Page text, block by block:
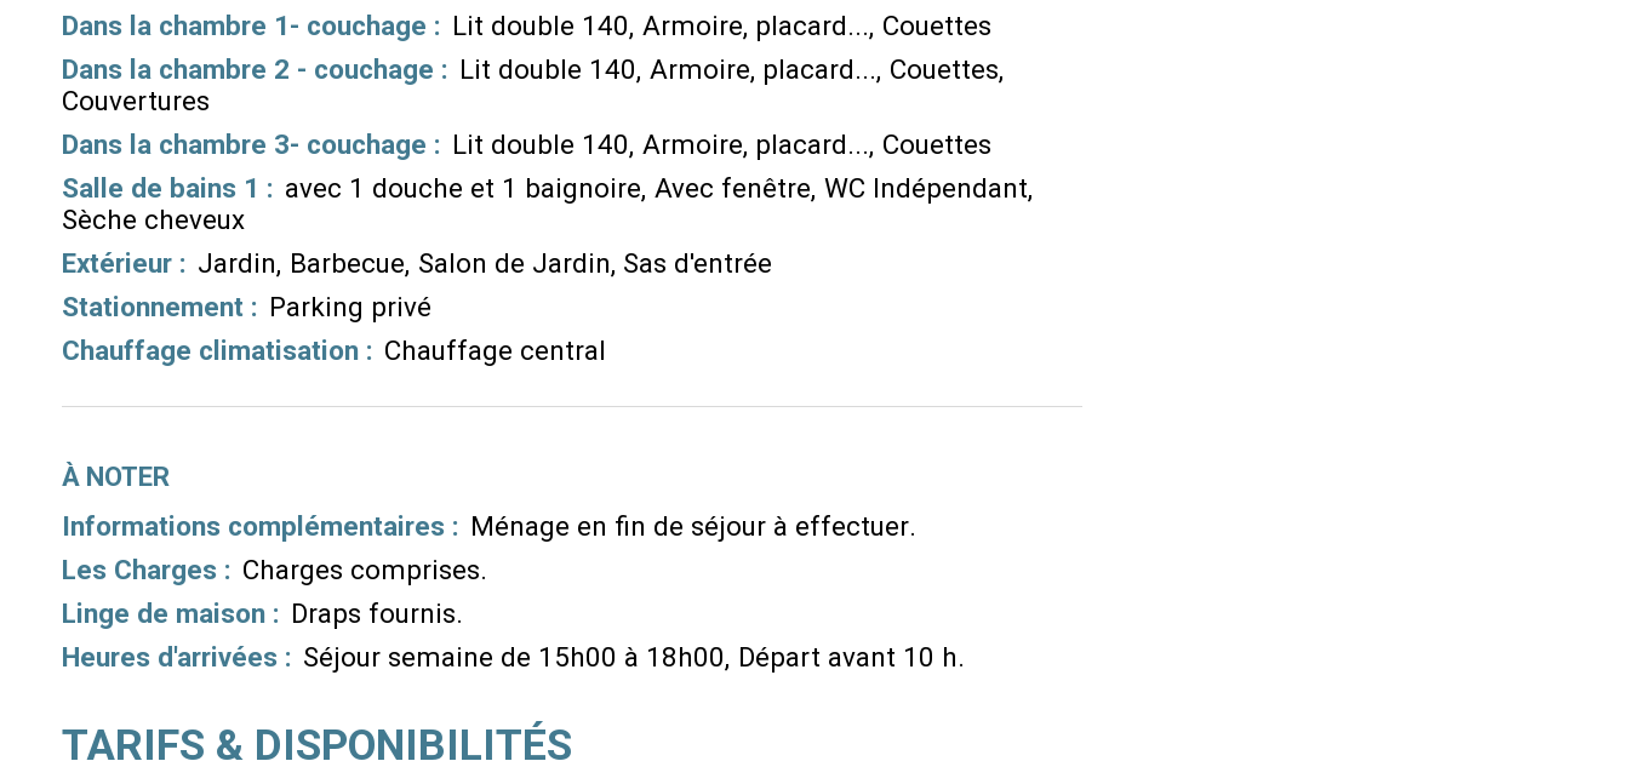
Dans la chambre 1- couchage : Lit double 140 Armoire, placard... Couettes
Dans la chambre 2 - couchage : Lit double 140 Armoire, placard... Couettes
Couvertures
Dans la chambre 3- couchage : Lit double 140 Armoire, placard... Couettes
Salle de bains 1 : avec 1 douche et 1 baignoire Avec fenêtre WC Indépendant
Sèche cheveux
Extérieur : Jardin Barbecue Salon de Jardin Sas d'entrée
Stationnement : Parking privé
Chauffage climatisation : Chauffage central
À NOTER
Informations complémentaires : Ménage en fin de séjour à effectuer
Les Charges : Charges comprises
Linge de maison : Draps fournis
Heures d'arrivées : Séjour semaine de 15h00 à 18h00 Départ avant 10 h
TARIFS & DISPONIBILITÉS